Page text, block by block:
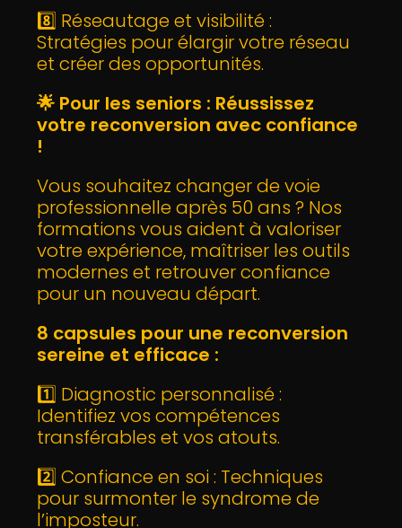
8️⃣ Réseautage et visibilité :
Stratégies pour élargir votre réseau
et créer des opportunités.
🌟 Pour les seniors : Réussissez
votre reconversion avec confiance
!
Vous souhaitez changer de voie
professionnelle après 50 ans ? Nos
formations vous aident à valoriser
votre expérience, maîtriser les outils
modernes et retrouver confiance
pour un nouveau départ.
8 capsules pour une reconversion
sereine et efficace :
1️⃣ Diagnostic personnalisé :
Identifiez vos compétences
transférables et vos atouts.
2️⃣ Confiance en soi : Techniques
pour surmonter le syndrome de
l’imposteur.